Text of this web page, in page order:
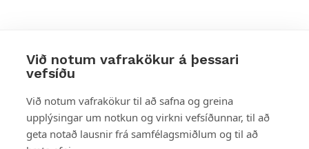
Við notum vafrakökur á þessari
vefsíðu
Við notum vafrakökur til að safna og greina
upplýsingar um notkun og virkni vefsíðunnar, til að
geta notað lausnir frá samfélagsmiðlum og til að
Styttu þér leið
Mest skoðað